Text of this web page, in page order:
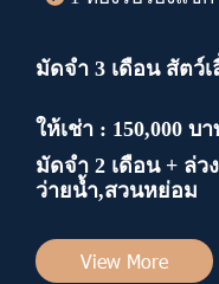
มัดจำ 3 เดือน สัตว์
ให้เช่า : 150,000 บ
มัดจำ 2 เดือน + ล่ว
ว่ายน้ำ,สวนหย่อม
View More